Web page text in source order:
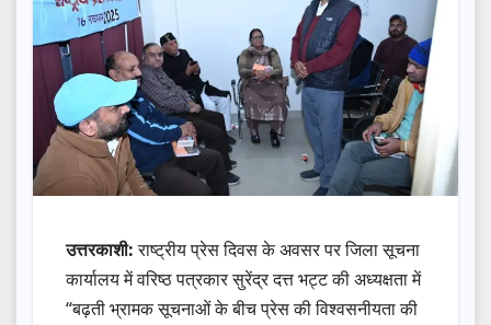
उत्तरकाशी:राष्ट्रीय प्रेस दिवस के अवसर पर जिला सूचना
कार्यालय में वरिष्ठ पत्रकार सुरेंद्र दत्त भट्ट की अध्यक्षता में
“बढ़ती भ्रामक सूचनाओं के बीच प्रेस की विश्वसनीयता की